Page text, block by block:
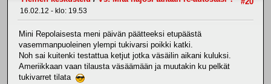
16.02.12 - klo: 19.53
Mini Repolaisesta meni päivän päätteeksi etupäästä
vasemmanpuoleinen ylempi tukivarsi poikki katki.
Noh sai kuitenki testattua ketjut jotka väsäilin aikani kuluksi.
Ameriikkaan vaan tilausta väsäämään ja muutakin ku pelkät
tukivarret tilata